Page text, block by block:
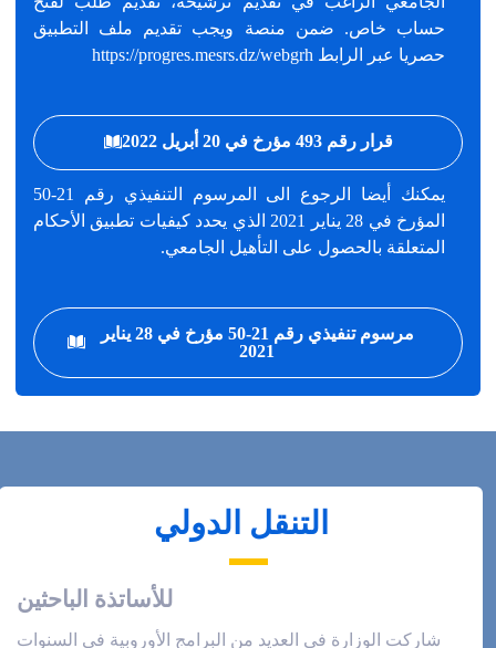
حساب خاص. ضمن منصة ويجب تقديم ملف التطبيق
حصريا عبر الرابط https://progres.mesrs.dz/webgrh
قرار رقم 493 مؤرخ في 20 أبريل 2022
يمكنك أيضا الرجوع الى المرسوم التنفيذي رقم 21-50
المؤرخ في 28 يناير 2021 الذي يحدد كيفيات تطبيق الأحكام
المتعلقة بالحصول على التأهيل الجامعي.
مرسوم تنفيذي رقم 21-50 مؤرخ في 28 يناير
2021
التنقل الدولي
للأساتذة الباحثين
شاركت الوزارة في العديد من البرامج الأوروبية في السنوات